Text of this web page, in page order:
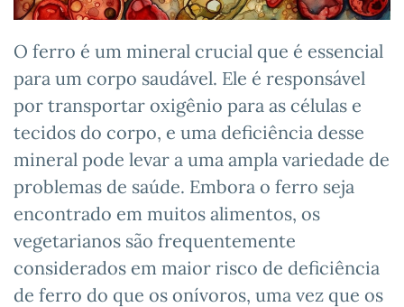
O ferro é um mineral crucial que é essencial
para um corpo saudável. Ele é responsável
por transportar oxigênio para as células e
tecidos do corpo, e uma deficiência desse
mineral pode levar a uma ampla variedade de
problemas de saúde. Embora o ferro seja
encontrado em muitos alimentos, os
vegetarianos são frequentemente
considerados em maior risco de deficiência
de ferro do que os onívoros, uma vez que os